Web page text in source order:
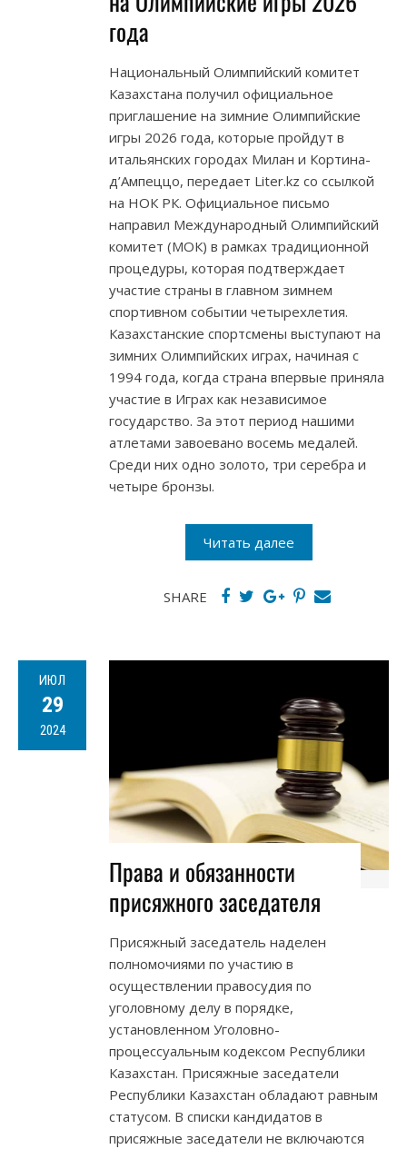
года
Национальный Олимпийский комитет
Казахстана получил официальное
приглашение на зимние Олимпийские
игры 2026 года, которые пройдут в
итальянских городах Милан и Кортина-
д’Ампеццо, передает Liter.kz со ссылкой
на НОК РК. Официальное письмо
направил Международный Олимпийский
комитет (МОК) в рамках традиционной
процедуры, которая подтверждает
участие страны в главном зимнем
спортивном событии четырехлетия.
Казахстанские спортсмены выступают на
зимних Олимпийских играх, начиная с
1994 года, когда страна впервые приняла
участие в Играх как независимое
государство. За этот период нашими
атлетами завоевано восемь медалей.
Среди них одно золото, три серебра и
четыре бронзы.
Читать далее
SHARE
ИЮЛ
29
2024
Права и обязанности
присяжного заседателя
Присяжный заседатель наделен
полномочиями по участию в
осуществлении правосудия по
уголовному делу в порядке,
установленном Уголовно-
процессуальным кодексом Республики
Казахстан. Присяжные заседатели
Республики Казахстан обладают равным
статусом. В списки кандидатов в
присяжные заседатели не включаются